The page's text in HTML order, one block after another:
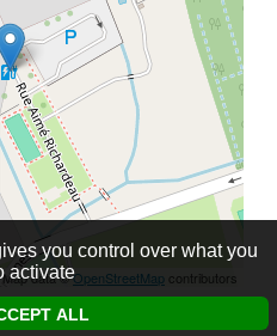
data ©OpenStreetMap contributors
you control over what you
activate
ALL